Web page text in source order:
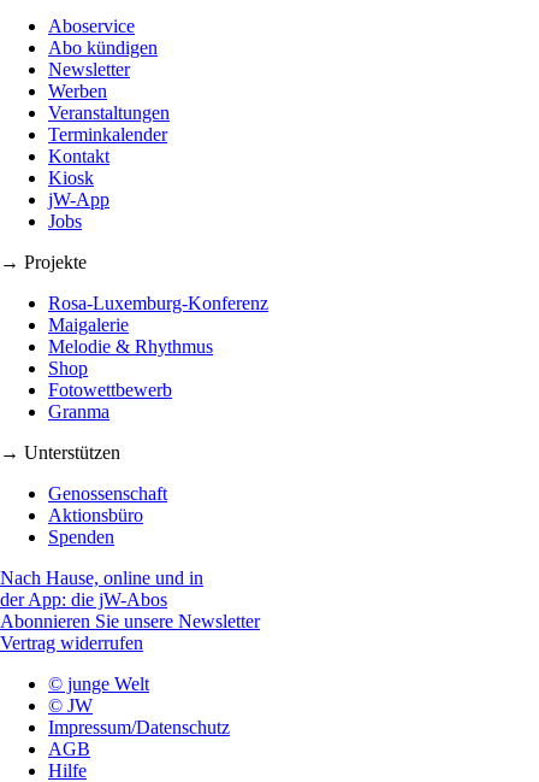
Aboservice
Abo kündigen
Newsletter
Werben
Veranstaltungen
Terminkalender
Kontakt
Kiosk
jW-App
Jobs
→ Projekte
Rosa-Luxemburg-Konferenz
Maigalerie
Melodie & Rhythmus
Shop
Fotowettbewerb
Granma
→ Unterstützen
Genossenschaft
Aktionsbüro
Spenden
Nach Hause, online und in
der App: die jW-Abos
Abonnieren Sie unsere Newsletter
Vertrag widerrufen
© junge Welt
© JW
Impressum/Datenschutz
AGB
Hilfe